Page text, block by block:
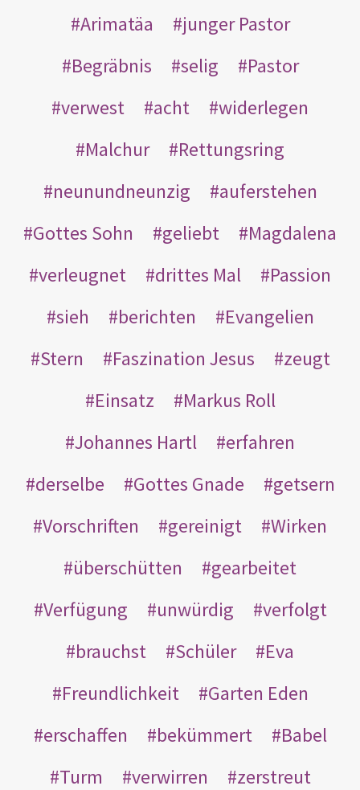
Arimatäa
junger Pastor
Begräbnis
selig
Pastor
verwest
acht
widerlegen
Malchur
Rettungsring
neunundneunzig
auferstehen
Gottes Sohn
geliebt
Magdalena
verleugnet
drittes Mal
Passion
sieh
berichten
Evangelien
Stern
Faszination Jesus
zeugt
Einsatz
Markus Roll
Johannes Hartl
erfahren
derselbe
Gottes Gnade
getsern
Vorschriften
gereinigt
Wirken
überschütten
gearbeitet
Verfügung
unwürdig
verfolgt
brauchst
Schüler
Eva
Freundlichkeit
Garten Eden
erschaffen
bekümmert
Babel
Turm
verwirren
zerstreut